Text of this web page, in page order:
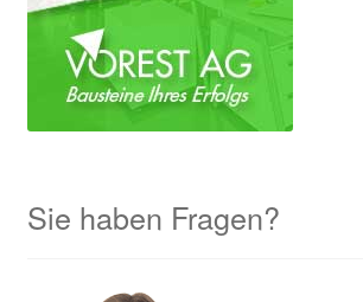
Sie haben Fragen?